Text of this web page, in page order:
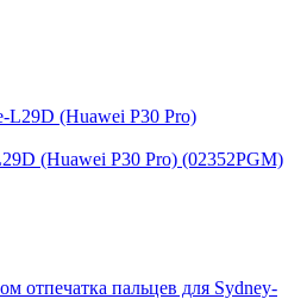
(Huawei P30 Pro) (02352PGM)